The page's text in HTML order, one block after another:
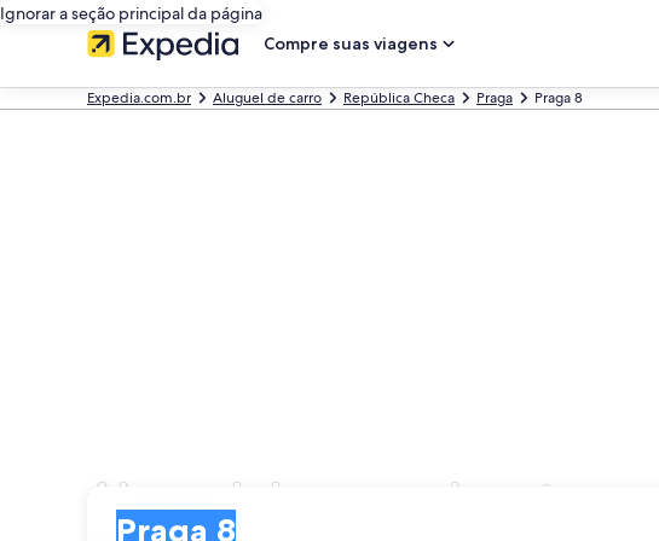
Ignorar a seção principal da página
Compre suas viagens
Expedia.com.br Aluguel de carro República Checa Praga Praga 8
Aluguel de carros baratos
Praga 8